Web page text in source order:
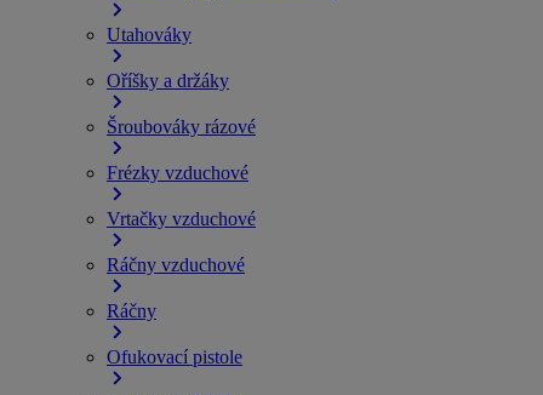
Utahováky
Oříšky a držáky
Šroubováky rázové
Frézky vzduchové
Vrtačky vzduchové
Ráčny vzduchové
Ráčny
Ofukovací pistole